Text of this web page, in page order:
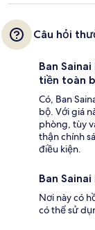
Câu hỏi
Ban
tiền toàn
Có, Ban
bộ. Với giá
phòng, tùy
thận chính
điều kiện.
Ban
Nơi này có
có thể sử